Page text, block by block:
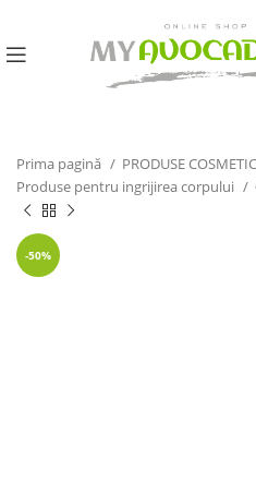
Prima pagină
PRODUSE
Produse pentru ingrijirea corpului
-50%